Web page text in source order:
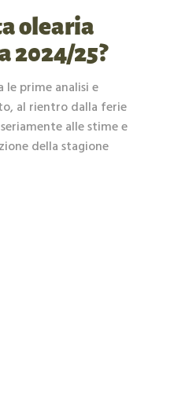
olearia
2024/25?
le prime analisi e
al rientro dalla ferie
alle stime e
della stagione